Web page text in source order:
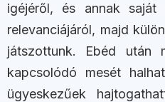
igéjéről, és annak saját
relevanciájáról, majd
játszottunk. Ebéd után
kapcsolódó mesét
ügyeskezűek